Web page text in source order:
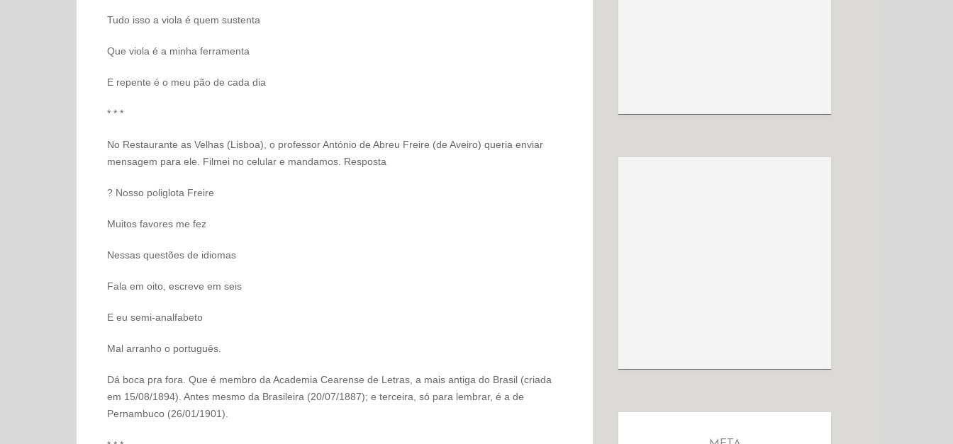
Tudo isso a viola é quem sustenta
Que viola é a minha ferramenta
E repente é o meu pão de cada dia
* * *
No Restaurante as Velhas (Lisboa), o professor António de Abreu Freire (de Aveiro) queria enviar
mensagem para ele. Filmei no celular e mandamos. Resposta
? Nosso poliglota Freire
Muitos favores me fez
Nessas questões de idiomas
Fala em oito, escreve em seis
E eu semi-analfabeto
Mal arranho o português.
Dá boca pra fora. Que é membro da Academia Cearense de Letras, a mais antiga do Brasil (criada
em 15/08/1894). Antes mesmo da Brasileira (20/07/1887); e terceira, só para lembrar, é a de
Pernambuco (26/01/1901).